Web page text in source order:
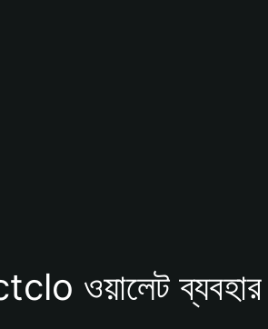
ওয়ালেট ব্যবহার